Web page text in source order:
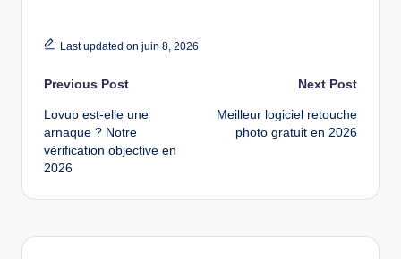
Last updated on juin 8, 2026
Post
navigation
Previous Post
Lovup est-elle une
arnaque ? Notre
vérification objective en
2026
Next Post
Meilleur logiciel retouche
photo gratuit en 2026